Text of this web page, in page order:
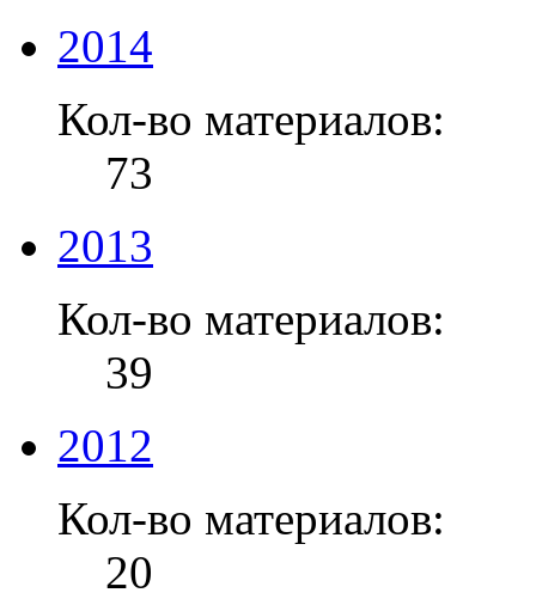
2014
Кол-во материалов:
73
2013
Кол-во материалов:
39
2012
Кол-во материалов:
20